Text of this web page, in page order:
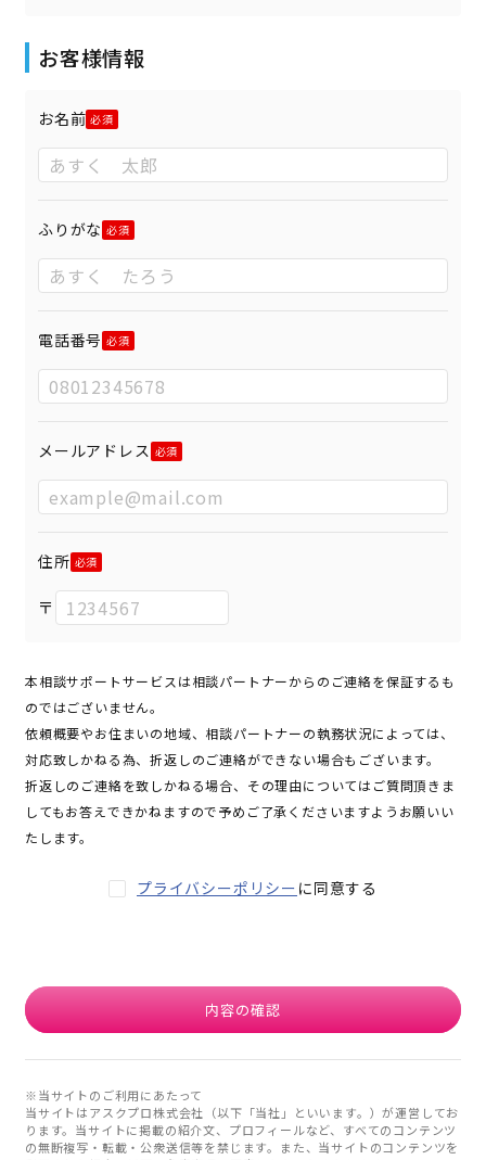
お客様情報
お名前
ふりがな
電話番号
メールアドレス
住所
〒
本相談サポートサービスは相談パートナーからのご連絡を保証するも
のではございません。
依頼概要やお住まいの地域、相談パートナーの執務状況によっては、
対応致しかねる為、折返しのご連絡ができない場合もございます。
折返しのご連絡を致しかねる場合、その理由についてはご質問頂きま
してもお答えできかねますので予めご了承くださいますようお願いい
たします。
プライバシーポリシー に同意する
内容の確認
※当サイトのご利用にあたって
当サイトはアスクプロ株式会社（以下「当社」といいます。）が運営してお
ります。当サイトに掲載の紹介文、プロフィールなど、すべてのコンテンツ
の無断複写・転載・公衆送信等を禁じます。また、当サイトのコンテンツを